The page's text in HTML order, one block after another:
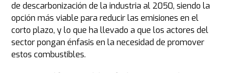
de descarbonización de la industria al 2050, siendo la
opción más viable para reducir las emisiones en el
corto plazo, y lo que ha llevado a que los actores del
sector pongan énfasis en la necesidad de promover
estos combustibles.